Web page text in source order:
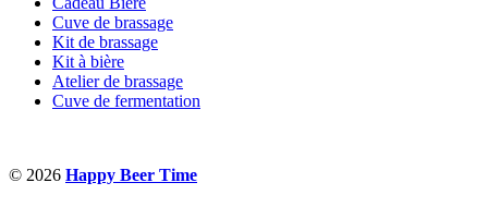
Cuve de brassage
Kit de brassage
Kit à bière
Atelier de brassage
Cuve de fermentation
© 2026 Happy Beer Time